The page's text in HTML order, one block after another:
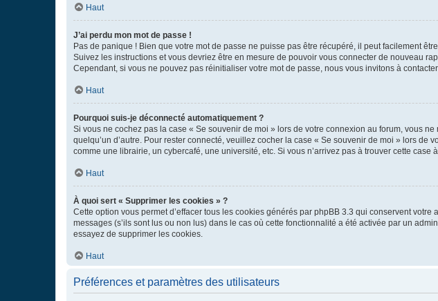
Haut
J’ai perdu mon mot de passe !
Pas de panique ! Bien que votre mot de passe ne puisse pas être récupéré, il peut facilement
Suivez les instructions et vous devriez être en mesure de pouvoir vous connecter de nouveau
Cependant, si vous ne pouvez pas réinitialiser votre mot de passe, nous vous invitons à
Haut
Pourquoi suis-je déconnecté automatiquement ?
Si vous ne cochez pas la case « Se souvenir de moi » lors de votre connexion au forum, vous
quelqu’un d’autre. Pour rester connecté, veuillez cocher la case « Se souvenir de moi » lors
comme une librairie, un cybercafé, une université, etc. Si vous n’arrivez pas à trouver cette
Haut
À quoi sert « Supprimer les cookies » ?
Cette option vous permet d’effacer tous les cookies générés par phpBB 3.3 qui conservent
messages (s’ils sont lus ou non lus) dans le cas où cette fonctionnalité a été activée par un
essayez de supprimer les cookies.
Haut
Préférences et paramètres des utilisateurs